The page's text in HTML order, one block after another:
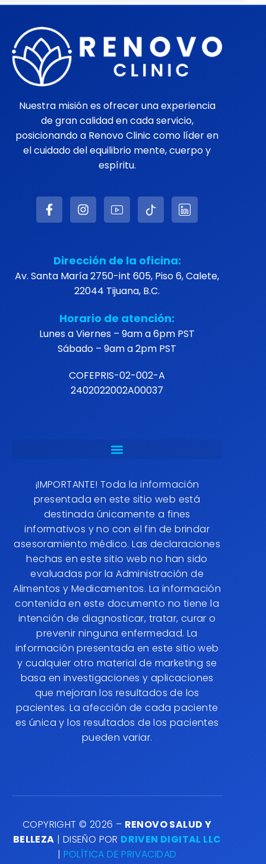
Nuestra misión es ofrecer una experiencia
de gran calidad en cada servicio,
posicionando a Renovo Clinic como líder en
el cuidado del equilibrio mente, cuerpo y
espíritu.
Dirección de la oficina:
Av. Santa María 2750-int 605, Piso 6, Calete,
22044 Tijuana, B.C.
Horario de atención:
Lunes a Viernes – 9am a 6pm PST
Sábado – 9am a 2pm PST
COFEPRIS-02-002-A
2402022002A00037
¡IMPORTANTE! Toda la información
presentada en este sitio web está
destinada únicamente a fines
informativos y no con el fin de brindar
asesoramiento médico. Las declaraciones
hechas en este sitio web no han sido
evaluadas por la Administración de
Alimentos y Medicamentos. La información
contenida en este documento no tiene la
intención de diagnosticar, tratar, curar o
prevenir ninguna enfermedad. La
información presentada en este sitio web
y cualquier otro material de marketing se
basa en investigaciones y aplicaciones
que mejoran los resultados de los
pacientes. La afección de cada paciente
es única y los resultados de los pacientes
pueden variar.
COPYRIGHT © 2026 – RENOVO SALUD Y
BELLEZA | DISEÑO POR DRIVEN DIGITAL LLC
| POLÍTICA DE PRIVACIDAD